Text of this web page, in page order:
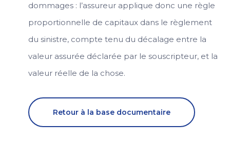
dommages : l’assureur applique donc une règle
proportionnelle de capitaux dans le règlement
du sinistre, compte tenu du décalage entre la
valeur assurée déclarée par le souscripteur, et la
valeur réelle de la chose.
Retour à la base documentaire